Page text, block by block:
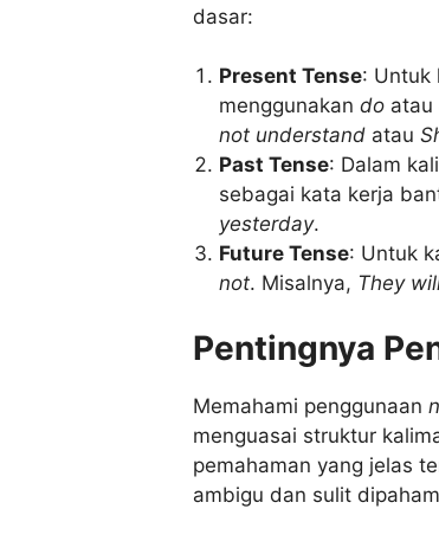
dasar:
Present Tense: Untuk
menggunakando atau
not understand atau
Past Tense: Dalam
sebagai kata kerja
yesterday.
Future Tense: Untuk
not. Misalnya, They
Pentingnya
Memahami penggunaan
menguasai struktur
pemahaman yang jelas
ambigu dan sulit